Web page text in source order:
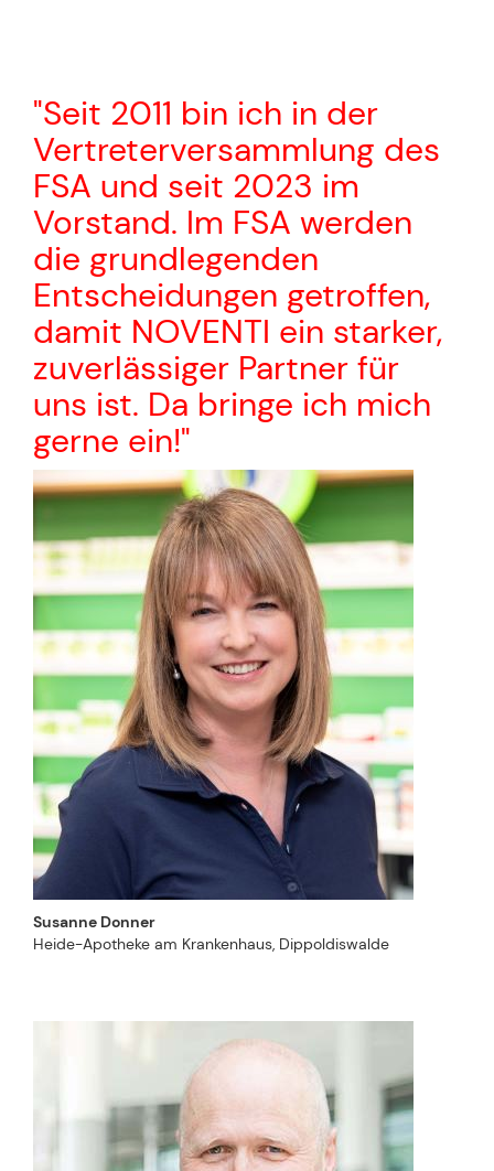
"Seit 2011 bin ich in der
Vertreterversammlung des
FSA und seit 2023 im
Vorstand. Im FSA werden
die grundlegenden
Entscheidungen getroffen,
damit NOVENTI ein starker,
zuverlässiger Partner für
uns ist. Da bringe ich mich
gerne ein!"
Susanne Donner
Heide-Apotheke am Krankenhaus, Dippoldiswalde